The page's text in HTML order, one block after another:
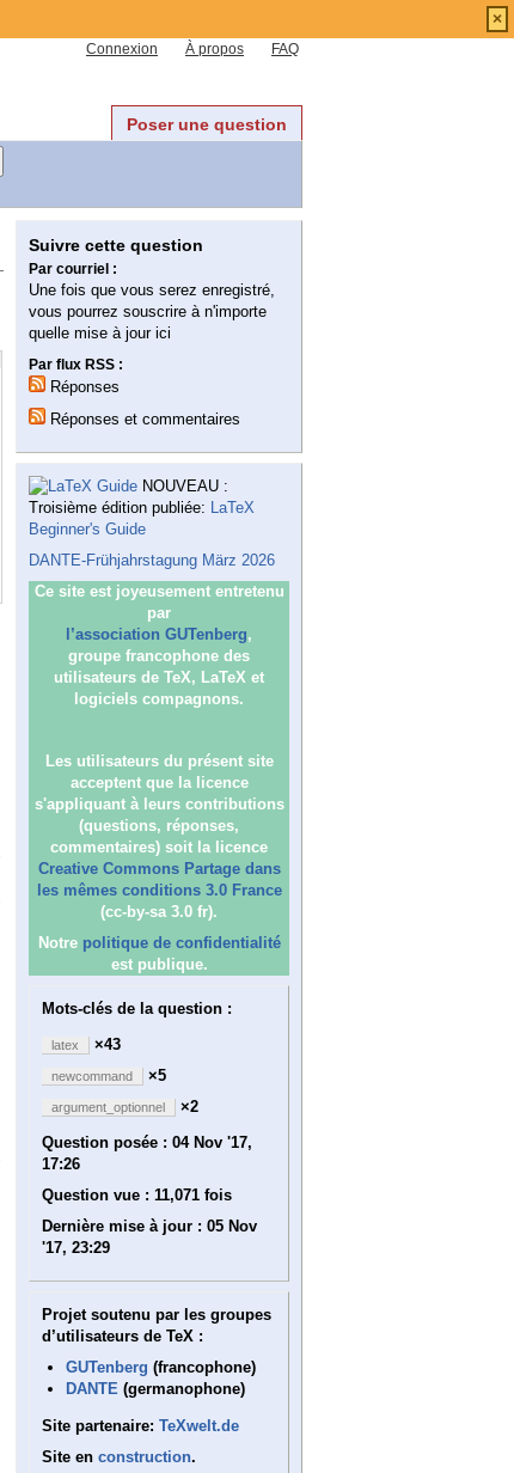
Connexion À propos FAQ
Poser une question
Suivre cette question
Par courriel :
Une fois que vous serez enregistré,
vous pourrez souscrire à n'importe
quelle mise à jour ici
Par flux RSS :
Réponses
Réponses et commentaires
NOUVEAU :
Troisième édition publiée: LaTeX
Beginner's Guide
DANTE-Frühjahrstagung März 2026
Ce site est joyeusement entretenu
par
l’association GUTenberg,
groupe francophone des
utilisateurs de TeX, LaTeX et
logiciels compagnons.
Les utilisateurs du présent site
acceptent que la licence
s'appliquant à leurs contributions
(questions, réponses,
commentaires) soit la licence
Creative Commons Partage dans
les mêmes conditions 3.0 France
(cc-by-sa 3.0 fr).
Notre politique de confidentialité
est publique.
Mots-clés de la question :
latex ×43
newcommand ×5
argument_optionnel
×2
Question posée : 04 Nov '17,
17:26
Question vue : 11,071 fois
Dernière mise à jour : 05 Nov
'17, 23:29
Projet soutenu par les groupes
d’utilisateurs de TeX :
GUTenberg (francophone)
DANTE (germanophone)
Site partenaire: TeXwelt.de
Site en construction.
×